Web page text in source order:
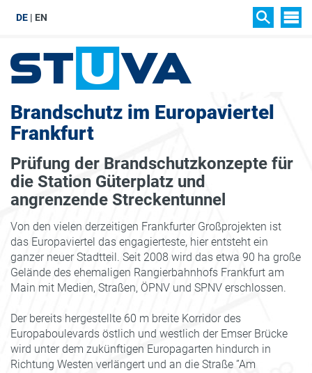
DE EN
Brandschutz im Europaviertel
Frankfurt
Prüfung der Brandschutzkonzepte für
die Station Güterplatz und
angrenzende Streckentunnel
Von den vielen derzeitigen Frankfurter Großprojekten ist
das Europaviertel das engagierteste, hier entsteht ein
ganzer neuer Stadtteil. Seit 2008 wird das etwa 90 ha große
Gelände des ehemaligen Rangierbahnhofs Frankfurt am
Main mit Medien, Straßen, ÖPNV und SPNV erschlossen.
Der bereits hergestellte 60 m breite Korridor des
Europaboulevards östlich und westlich der Emser Brücke
wird unter dem zukünftigen Europagarten hindurch in
Richtung Westen verlängert und an die Straße ”Am